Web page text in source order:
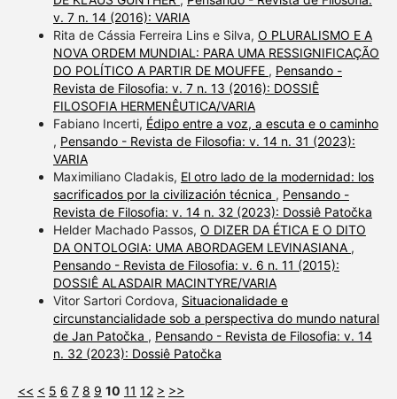
v. 7 n. 14 (2016): VARIA
Rita de Cássia Ferreira Lins e Silva, O PLURALISMO E A
NOVA ORDEM MUNDIAL: PARA UMA RESSIGNIFICAÇÃO
DO POLÍTICO A PARTIR DE MOUFFE , Pensando -
Revista de Filosofia: v. 7 n. 13 (2016): DOSSIÊ
FILOSOFIA HERMENÊUTICA/VARIA
Fabiano Incerti, Édipo entre a voz, a escuta e o caminho
, Pensando - Revista de Filosofia: v. 14 n. 31 (2023):
VARIA
Maximiliano Cladakis, El otro lado de la modernidad: los
sacrificados por la civilización técnica , Pensando -
Revista de Filosofia: v. 14 n. 32 (2023): Dossiê Patočka
Helder Machado Passos, O DIZER DA ÉTICA E O DITO
DA ONTOLOGIA: UMA ABORDAGEM LEVINASIANA ,
Pensando - Revista de Filosofia: v. 6 n. 11 (2015):
DOSSIÊ ALASDAIR MACINTYRE/VARIA
Vitor Sartori Cordova, Situacionalidade e
circunstancialidade sob a perspectiva do mundo natural
de Jan Patočka , Pensando - Revista de Filosofia: v. 14
n. 32 (2023): Dossiê Patočka
<< < 5 6 7 8 9 10 11 12 > >>